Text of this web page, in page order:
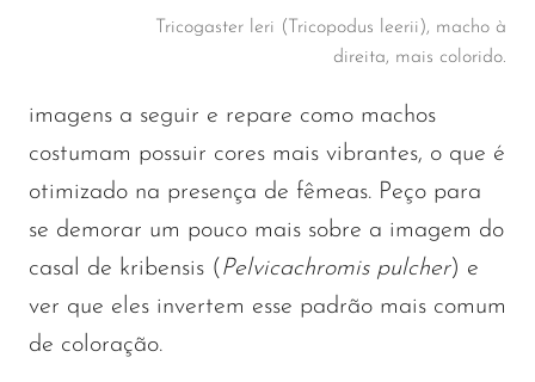
Tricogaster leri (Tricopodus leerii), macho à
direita, mais colorido.
imagens a seguir e repare como machos
costumam possuir cores mais vibrantes, o que é
otimizado na presença de fêmeas. Peço para
se demorar um pouco mais sobre a imagem do
casal de kribensis ( Pelvicachromis pulcher) e
ver que eles invertem esse padrão mais comum
de coloração.